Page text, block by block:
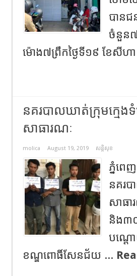
បាន
ចំនួន៧
ម៉ោង៧ព្រឹកថ្ងៃទី១៩​ ខែសីហ
នគរបាលឃាត់ក្រុមក្មេង
សាធារណៈ
molica August 19, 2019 សន្តិសុខ
ភ្នំពេ
នគរប
សាធ
និង៣
បណ្តោ
ខណ្ឌពោធិ៍សែនជ័យ ...